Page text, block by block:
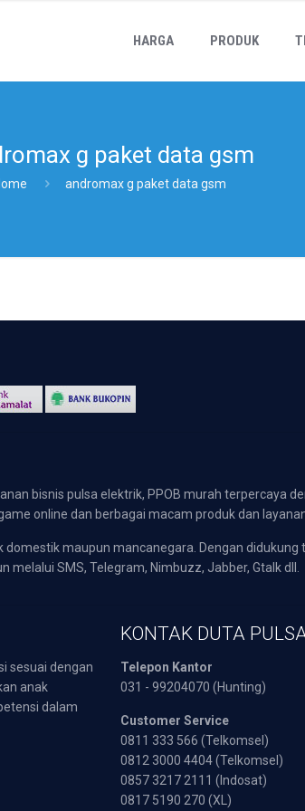
HARGA PRODUK
g paket data gsm
andromax g paket data gsm
bisnis pulsa elektrik, PPOB murah terpercaya
online dan berbagai macam produk dan
maupun mancanegara. Dengan
SMS, Telegram, Nimbuzz, Jabber, Gtalk dll.
sesuai dengan
anak
dalam
KONTAK DUTA
Telepon Kantor
031 - 99204070 (Hunting)
Customer Service
0811 333 566 (Telkomsel)
0812 3000 4404 (Telkomsel)
0857 3217 2111 (Indosat)
0817 5190 270 (XL)